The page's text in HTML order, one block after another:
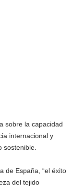
sobre la capacidad
internacional y
sostenible.
de España, “el éxito
del tejido